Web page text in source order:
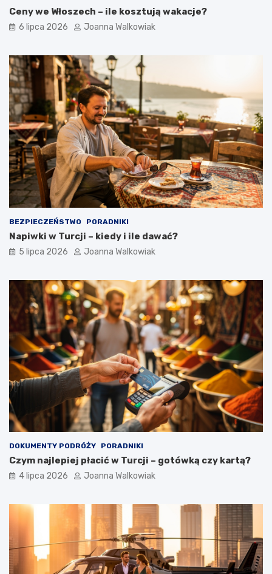
Ceny we Włoszech – ile kosztują wakacje?
6 lipca 2026 Joanna Walkowiak
BEZPIECZEŃSTWO PORADNIKI
Napiwki w Turcji – kiedy i ile dawać?
5 lipca 2026 Joanna Walkowiak
DOKUMENTY PODRÓŻY PORADNIKI
Czym najlepiej płacić w Turcji – gotówką czy kartą?
4 lipca 2026 Joanna Walkowiak